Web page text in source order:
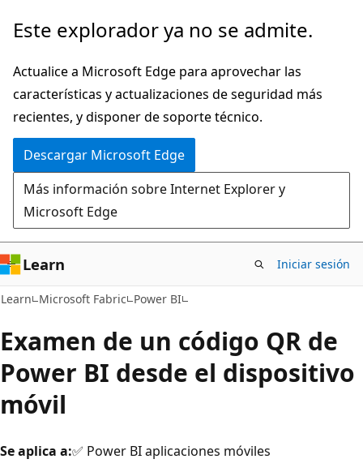
Ir
contenido
principal
Este explorador ya no se admite.
Actualice a Microsoft Edge para aprovechar las
características y actualizaciones de seguridad más
recientes, y disponer de soporte técnico.
Descargar Microsoft Edge
Más información sobre Internet Explorer y
Microsoft Edge
Learn Iniciar sesión
Learn Microsoft Fabric Power BI
Examen de un código QR de
Power BI desde el dispositivo
móvil
Se aplica a:✅ Power BI aplicaciones móviles